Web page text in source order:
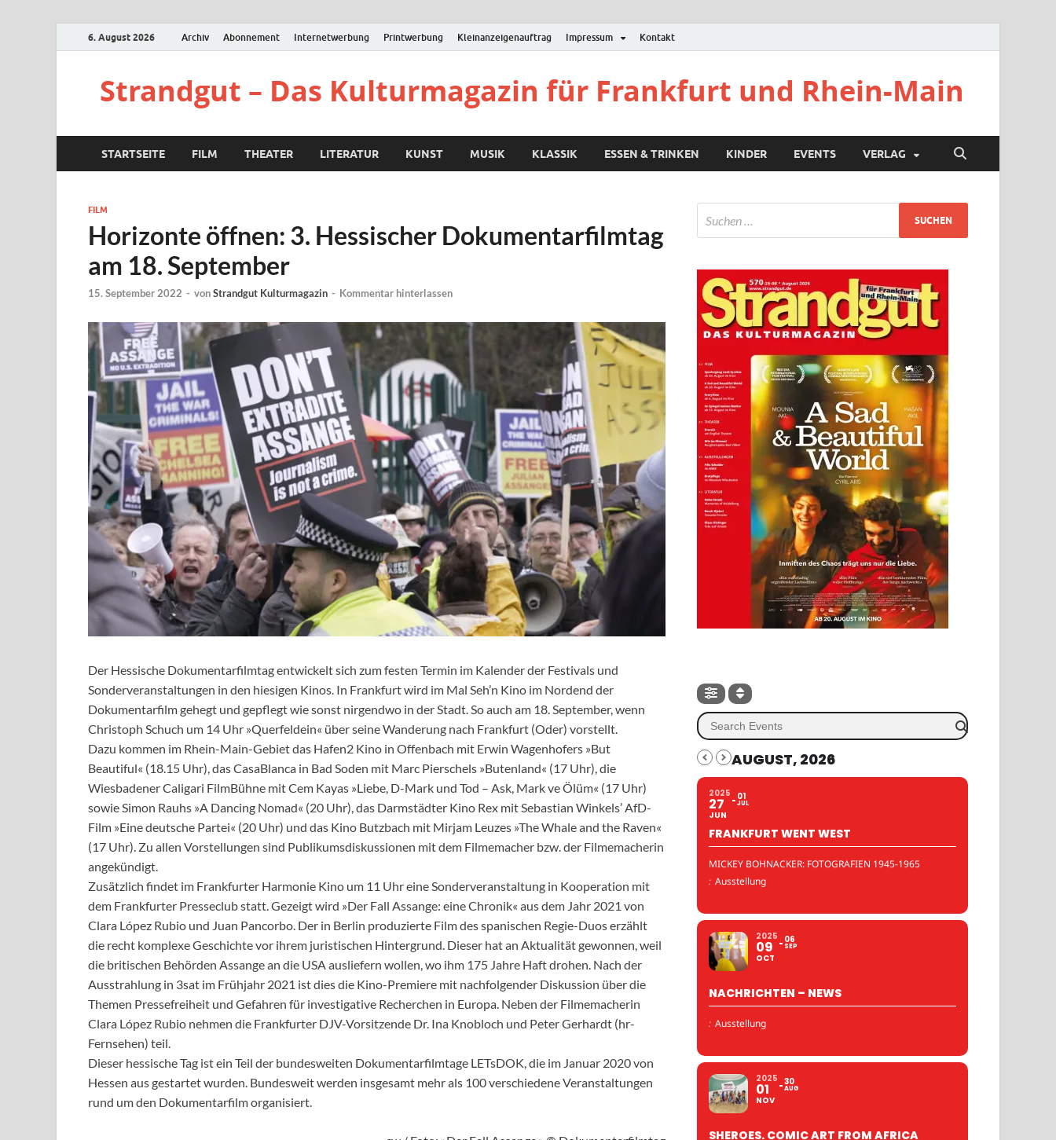
6. August 2026 Archiv Abonnement Internetwerbung Printwerbung Kleinanzeigenauftrag Impressum Kontakt
Strandgut – Das Kulturmagazin für Frankfurt und Rhein-Main
STARTSEITE FILM THEATER LITERATUR KUNST MUSIK KLASSIK ESSEN & TRINKEN KINDER EVENTS VERLAG
FILM
Horizonte öffnen: 3. Hessischer Dokumentarfilmtag
am 18. September
15. September 2022 - vonStrandgut Kulturmagazin - Kommentar hinterlassen
Der Hessische Dokumentarfilmtag entwickelt sich zum festen Termin im Kalender der Festivals und
Sonderveranstaltungen in den hiesigen Kinos. In Frankfurt wird im Mal Seh’n Kino im Nordend der
Dokumentarfilm gehegt und gepflegt wie sonst nirgendwo in der Stadt. So auch am 18. September, wenn
Christoph Schuch um 14 Uhr »Querfeldein« über seine Wanderung nach Frankfurt (Oder) vorstellt.
Dazu kommen im Rhein-Main-Gebiet das Hafen2 Kino in Offenbach mit Erwin Wagenhofers »But
Beautiful« (18.15 Uhr), das CasaBlanca in Bad Soden mit Marc Pierschels »Butenland« (17 Uhr), die
Wiesbadener Caligari FilmBühne mit Cem Kayas »Liebe, D-Mark und Tod – Ask, Mark ve Ölüm« (17 Uhr)
sowie Simon Rauhs »A Dancing Nomad« (20 Uhr), das Darmstädter Kino Rex mit Sebastian Winkels’ AfD-
Film »Eine deutsche Partei« (20 Uhr) und das Kino Butzbach mit Mirjam Leuzes »The Whale and the Raven«
(17 Uhr). Zu allen Vorstellungen sind Publikumsdiskussionen mit dem Filmemacher bzw. der Filmemacherin
angekündigt.
Zusätzlich findet im Frankfurter Harmonie Kino um 11 Uhr eine Sonderveranstaltung in Kooperation mit
dem Frankfurter Presseclub statt. Gezeigt wird »Der Fall Assange: eine Chronik« aus dem Jahr 2021 von
Clara López Rubio und Juan Pancorbo. Der in Berlin produzierte Film des spanischen Regie-Duos erzählt
die recht komplexe Geschichte vor ihrem juristischen Hintergrund. Dieser hat an Aktualität gewonnen, weil
die britischen Behörden Assange an die USA ausliefern wollen, wo ihm 175 Jahre Haft drohen. Nach der
Ausstrahlung in 3sat im Frühjahr 2021 ist dies die Kino-Premiere mit nachfolgender Diskussion über die
Themen Pressefreiheit und Gefahren für investigative Recherchen in Europa. Neben der Filmemacherin
Clara López Rubio nehmen die Frankfurter DJV-Vorsitzende Dr. Ina Knobloch und Peter Gerhardt (hr-
Fernsehen) teil.
Dieser hessische Tag ist ein Teil der bundesweiten Dokumentarfilmtage LETsDOK, die im Januar 2020 von
Hessen aus gestartet wurden. Bundesweit werden insgesamt mehr als 100 verschiedene Veranstaltungen
rund um den Dokumentarfilm organisiert.
AUGUST, 2026
2025
27
JUN
01
JUL
FRANKFURT WENT WEST
MICKEY BOHNACKER: FOTOGRAFIEN 1945-1965
: Ausstellung
2025
09
OCT
06
SEP
NACHRICHTEN – NEWS
: Ausstellung
2025
01
NOV
30
AUG
SHEROES. COMIC ART FROM AFRICA